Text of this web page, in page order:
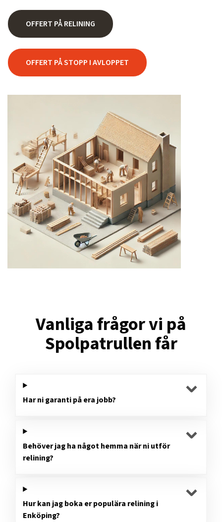
OFFERT PÅ RELINING
OFFERT PÅ STOPP I AVLOPPET
Vanliga frågor vi på
Spolpatrullen får
Har ni garanti på era jobb?
Behöver jag ha något hemma när ni utför
relining?
Hur kan jag boka er populära relining i
Enköping?